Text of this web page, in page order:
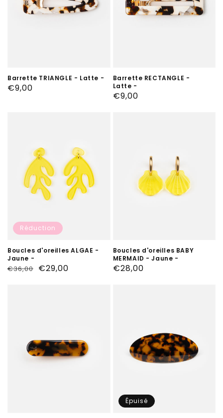
Barrette TRIANGLE - Latte -
Prix
€9,00
Barrette RECTANGLE -
Latte -
Prix
€9,00
Boucles d'oreilles ALGAE -
Jaune -
Prix
€36,00 Prix
€29,00
Réduction
Boucles d'oreilles BABY
MERMAID - Jaune -
Prix
€28,00
Épuisé